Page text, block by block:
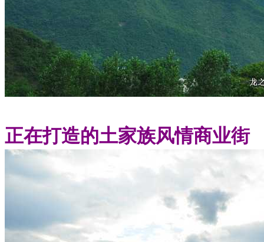
正在打造的土家族风情商业街